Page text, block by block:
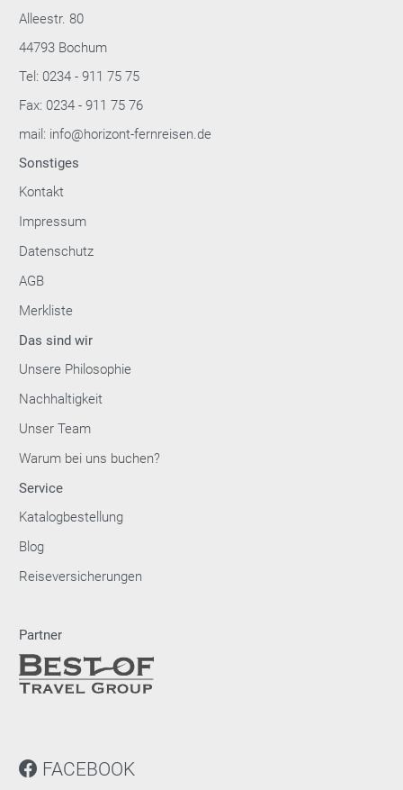
Alleestr. 80
44793 Bochum
Tel: 0234 - 911 75 75
Fax: 0234 - 911 75 76
mail: info@horizont-fernreisen.de
Sonstiges
Kontakt
Impressum
Datenschutz
AGB
Merkliste
Das sind wir
Unsere Philosophie
Nachhaltigkeit
Unser Team
Warum bei uns buchen?
Service
Katalogbestellung
Blog
Reiseversicherungen
Partner
FACEBOOK